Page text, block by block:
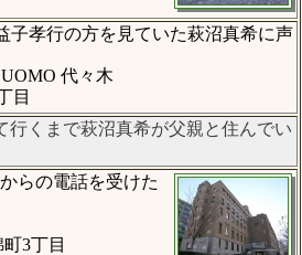
子孝行の方を見ていた萩沼真希に声
代々木
目
行くまで萩沼真希が父親と住んでい
らの電話を受けた
3丁目